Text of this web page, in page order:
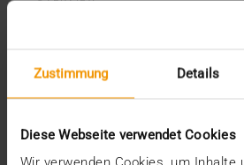
Zustimmung Details
Diese Webseite verwendet Cookies
Datenzugriff zu jeder Zeit
Ort
23.03.2018
Um den medizinischen Workflow